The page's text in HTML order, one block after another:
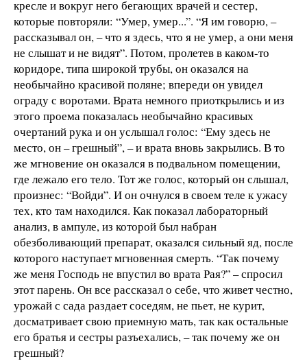
кресле и вокруг него бегающих врачей и сестер,
которые повторяли: “Умер, умер...”. “Я им говорю, –
рассказывал он, – что я здесь, что я не умер, а они меня
не слышат и не видят”. Потом, пролетев в каком-то
коридоре, типа широкой трубы, он оказался на
необычайно красивой поляне; впереди он увидел
ограду с воротами. Врата немного приоткрылись и из
этого проема показалась необычайно красивых
очертаний рука и он услышал голос: “Ему здесь не
место, он – грешный”, – и врата вновь закрылись. В то
же мгновение он оказался в подвальном помещении,
где лежало его тело. Тот же голос, который он слышал,
произнес: “Войди”. И он очнулся в своем теле к ужасу
тех, кто там находился. Как показал лабораторный
анализ, в ампуле, из которой был набран
обезболивающий препарат, оказался сильный яд, после
которого наступает мгновенная смерть. “Так почему
же меня Господь не впустил во врата Рая?” – спросил
этот парень. Он все рассказал о себе, что живет честно,
урожай с сада раздает соседям, не пьет, не курит,
досматривает свою приемную мать, так как остальные
его братья и сестры разъехались, – так почему же он
грешный?